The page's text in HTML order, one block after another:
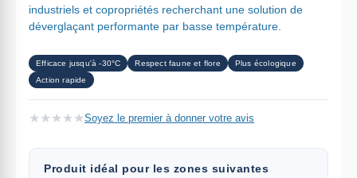
industriels et copropriétés recherchant une solution de
déverglaçant performante par basse température.
Efficace jusqu'à -30°C Respect faune et flore
Plus écologique
Action rapide
★ ★ ★ ★ ★Soyez le premier à donner votre avis
Produit idéal pour les zones suivantes